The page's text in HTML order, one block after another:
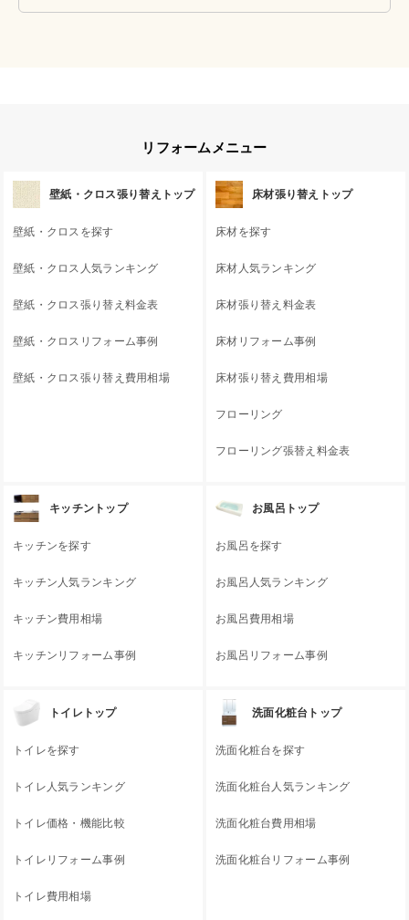
リフォームメニュー
壁紙・クロス張り替えトップ
壁紙・クロスを探す
壁紙・クロス人気ランキング
壁紙・クロス張り替え料金表
壁紙・クロスリフォーム事例
壁紙・クロス張り替え費用相場
床材張り替えトップ
床材を探す
床材人気ランキング
床材張り替え料金表
床材リフォーム事例
床材張り替え費用相場
フローリング
フローリング張替え料金表
キッチントップ
キッチンを探す
キッチン人気ランキング
キッチン費用相場
キッチンリフォーム事例
お風呂トップ
お風呂を探す
お風呂人気ランキング
お風呂費用相場
お風呂リフォーム事例
トイレトップ
トイレを探す
トイレ人気ランキング
トイレ価格・機能比較
トイレリフォーム事例
トイレ費用相場
洗面化粧台トップ
洗面化粧台を探す
洗面化粧台人気ランキング
洗面化粧台費用相場
洗面化粧台リフォーム事例